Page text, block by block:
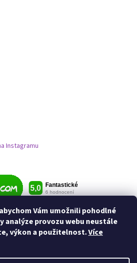
Vám umožnili pohodlné
analýze provozu webu neustále
výkon a použitelnost.Více
Instagramu